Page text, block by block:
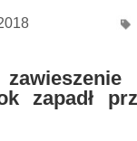
zapadł